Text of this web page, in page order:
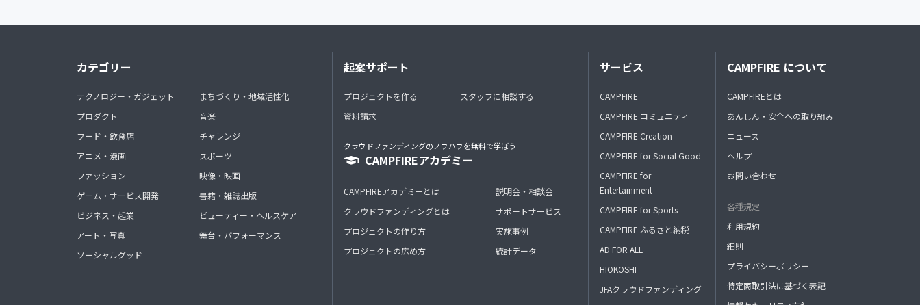
カテゴリー
テクノロジー・ガジェット
プロダクト
フード・飲食店
アニメ・漫画
ファッション
ゲーム・サービス開発
ビジネス・起業
アート・写真
ソーシャルグッド
まちづくり・地域活性化
音楽
チャレンジ
スポーツ
映像・映画
書籍・雑誌出版
ビューティー・ヘルスケア
舞台・パフォーマンス
起案サポート
プロジェクトを作る
資料請求
スタッフに相談する
クラウドファンディングのノウハウを無料で学ぼう
CAMPFIREアカデミー
CAMPFIREアカデミーとは
クラウドファンディングとは
プロジェクトの作り方
プロジェクトの広め方
説明会・相談会
サポートサービス
実施事例
統計データ
サービス
CAMPFIRE
CAMPFIRE コミュニティ
CAMPFIRE Creation
CAMPFIRE for Social Good
CAMPFIRE for
Entertainment
CAMPFIRE for Sports
CAMPFIRE ふるさと納税
AD FOR ALL
HIOKOSHI
JFAクラウドファンディング
CAMPFIRE について
CAMPFIREとは
あんしん・安全への取り組み
ニュース
ヘルプ
お問い合わせ
各種規定
利用規約
細則
プライバシーポリシー
特定商取引法に基づく表記